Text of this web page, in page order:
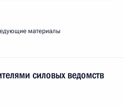
материалы
силовых ведомств